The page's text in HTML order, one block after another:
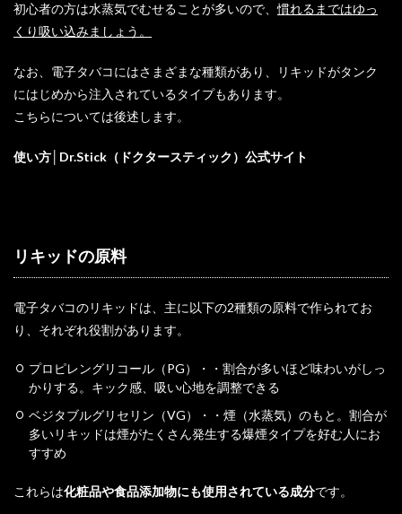
初心者の方は水蒸気でむせることが多いので、慣れるまではゆっ
くり吸い込みましょう。
なお、電子タバコにはさまざまな種類があり、リキッドがタンク
にはじめから注入されているタイプもあります。
こちらについては後述します。
使い方│Dr.Stick（ドクタースティック）公式サイト
リキッドの原料
電子タバコのリキッドは、主に以下の2種類の原料で作られてお
り、それぞれ役割があります。
プロピレングリコール（PG）・・割合が多いほど味わいがしっ
かりする。キック感、吸い心地を調整できる
ベジタブルグリセリン（VG）・・煙（水蒸気）のもと。割合が
多いリキッドは煙がたくさん発生する爆煙タイプを好む人にお
すすめ
これらは化粧品や食品添加物にも使用されている成分です。